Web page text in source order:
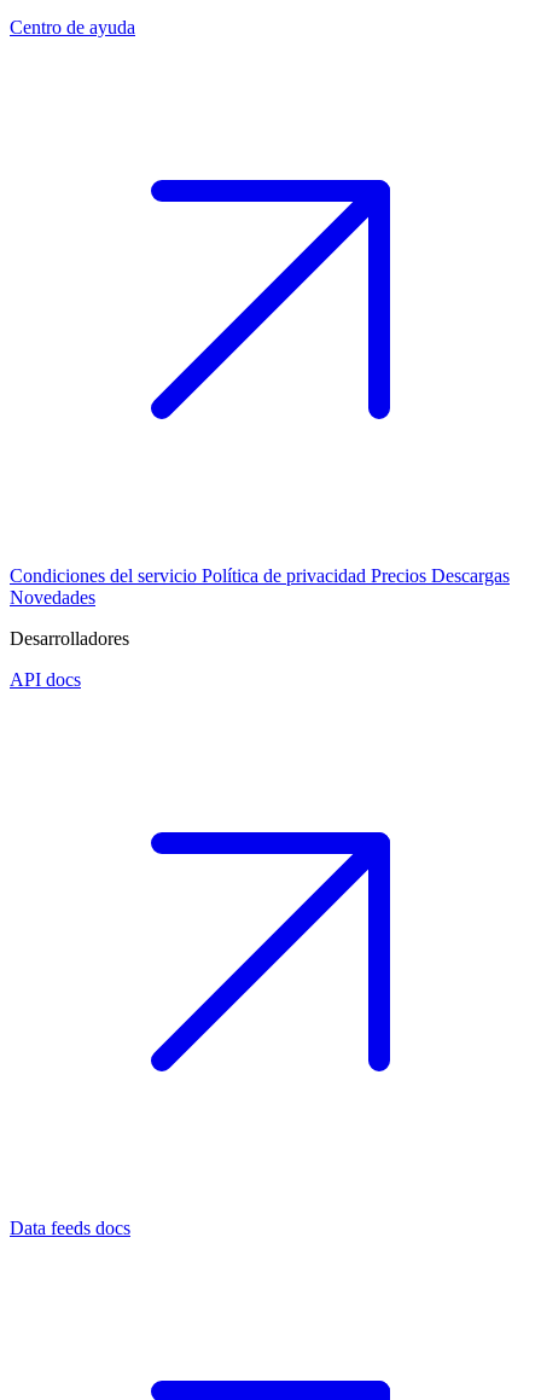
Centro de ayuda
Condiciones del servicio Política de privacidad Precios Descargas
Novedades
Desarrolladores
API docs
Data feeds docs